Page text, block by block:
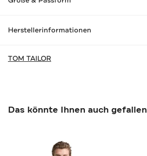
Herstellerinformationen
TOM TAILOR
Das könnte Ihnen auch gefallen